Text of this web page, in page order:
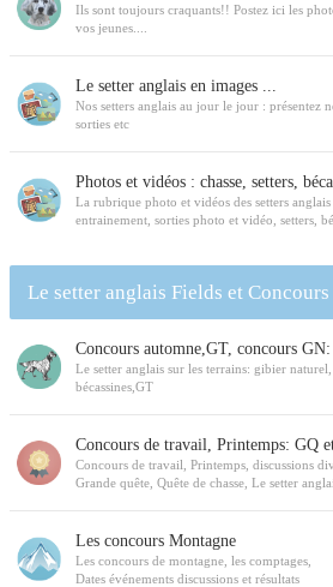
Ils sont toujours craquants!! Postez ici les
vos jeunes....
Le setter anglais en images ...
Nos setters anglais au jour le jour : présentez
sorties etc
Photos et vidéos : chasse, setters,
La rubrique photo et vidéos des setters anglais
entrainement, sorties photo et vidéo, setters,
Le setter anglais Fields et Concours
Concours automne,GT, concours GN:
Le setter anglais sur les terrains: gibier naturel,
bécassines,GT
Concours de travail, Printemps: GQ
Concours de travail, Printemps, discussions
Grande quête, Quête de chasse, Le setter
Les concours Montagne
Les concours de montagne, les comptages,
Dates événements discussions et résultats